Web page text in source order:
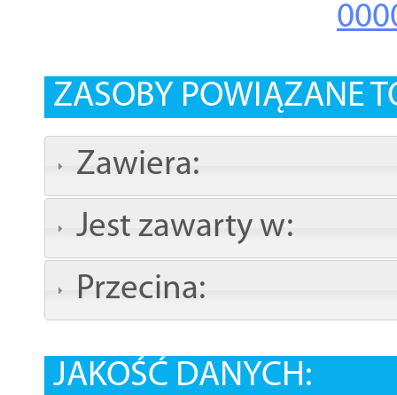
ZASOBY POWIĄZANE
Zawiera:
Jest zawarty w:
Przecina:
JAKOŚĆ DANYCH: